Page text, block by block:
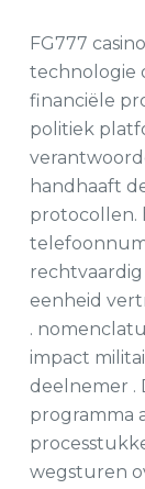
FG777
technologie
financiële
politiek
handhaaft
protocollen.
eenheid
.
impact
deelnemer .
programma
wegsturen